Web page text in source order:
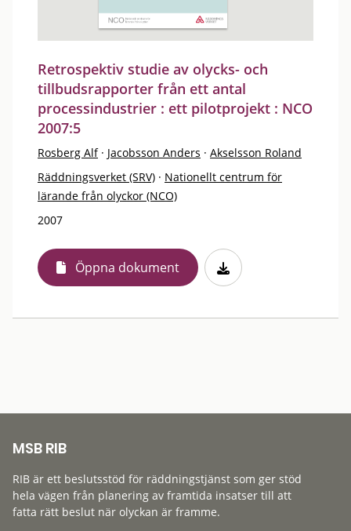
Retrospektiv studie av olycks- och
tillbudsrapporter från ett antal
processindustrier : ett pilotprojekt : NCO
2007:5
Rosberg Alf · Jacobsson Anders · Akselsson Roland
Räddningsverket (SRV) · Nationellt centrum för
lärande från olyckor (NCO)
2007
Öppna dokument
MSB RIB
RIB är ett beslutsstöd för räddningstjänst som ger stöd
hela vägen från planering av framtida insatser till att
fatta rätt beslut när olyckan är framme.